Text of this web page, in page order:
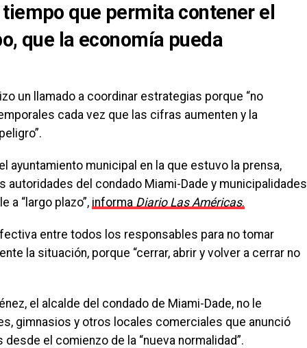
que permita contener el
que la economía pueda
un llamado a coordinar estrategias porque “no
cada vez que las cifras aumenten y la
ayuntamiento municipal en la que estuvo la prensa,
autoridades del condado Miami-Dade y municipalidades
a “largo plazo”, informa Diario Las Américas.
entre todos los responsables para no tomar
la situación, porque “cerrar, abrir y volver a cerrar no
el alcalde del condado de Miami-Dade, no le
gimnasios y otros locales comerciales que anunció
el comienzo de la “nueva normalidad”.